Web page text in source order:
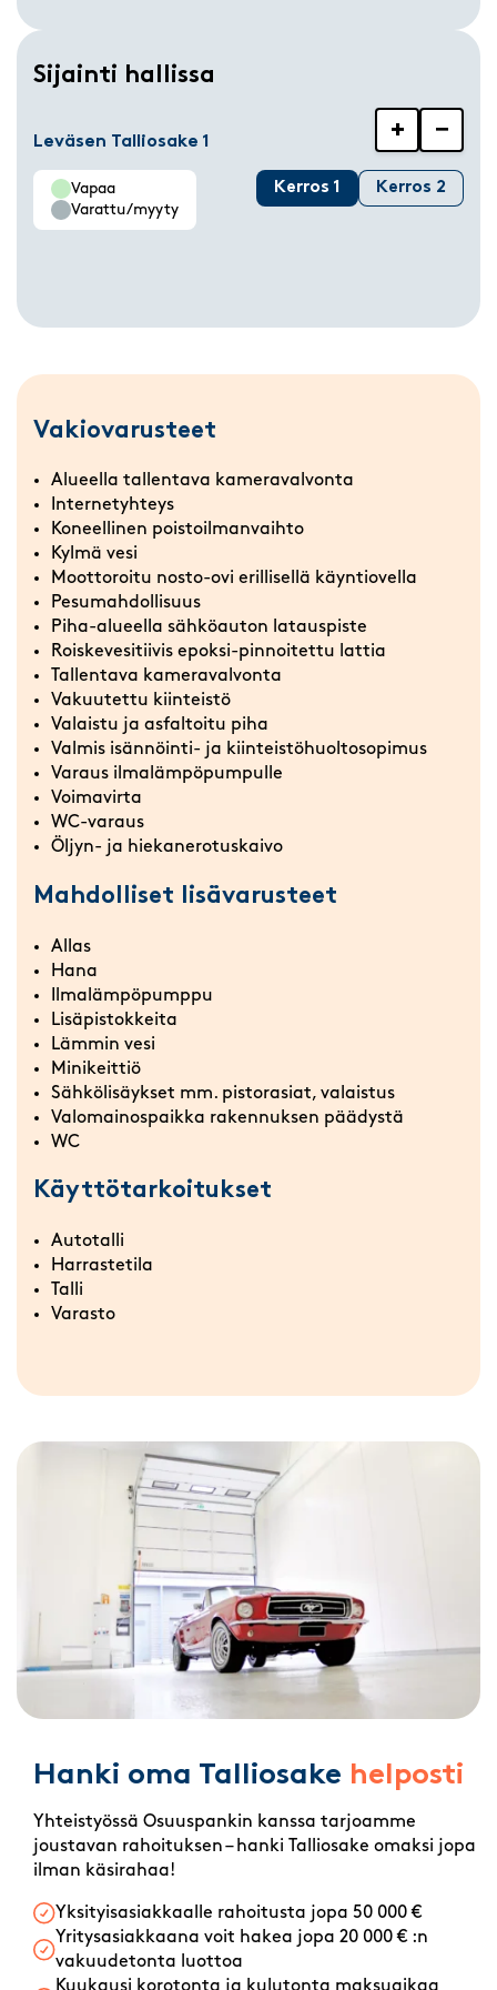
Sijainti hallissa
Leväsen Talliosake 1 + −
Vapaa
Varattu/myyty
Kerros 1 Kerros 2
Vakiovarusteet
Alueella tallentava kameravalvonta
Internetyhteys
Koneellinen poistoilmanvaihto
Kylmä vesi
Moottoroitu nosto-ovi erillisellä käyntiovella
Pesumahdollisuus
Piha-alueella sähköauton latauspiste
Roiskevesitiivis epoksi-pinnoitettu lattia
Tallentava kameravalvonta
Vakuutettu kiinteistö
Valaistu ja asfaltoitu piha
Valmis isännöinti- ja kiinteistöhuoltosopimus
Varaus ilmalämpöpumpulle
Voimavirta
WC-varaus
Öljyn- ja hiekanerotuskaivo
Mahdolliset lisävarusteet
Allas
Hana
Ilmalämpöpumppu
Lisäpistokkeita
Lämmin vesi
Minikeittiö
Sähkölisäykset mm. pistorasiat, valaistus
Valomainospaikka rakennuksen päädystä
WC
Käyttötarkoitukset
Autotalli
Harrastetila
Talli
Varasto
Hanki oma Talliosake helposti
Yhteistyössä Osuuspankin kanssa tarjoamme
joustavan rahoituksen – hanki Talliosake omaksi jopa
ilman käsirahaa!
Yksityisasiakkaalle rahoitusta jopa 50 000 €
Yritysasiakkaana voit hakea jopa 20 000 € :n
vakuudetonta luottoa
Kuukausi korotonta ja kulutonta maksuaikaa